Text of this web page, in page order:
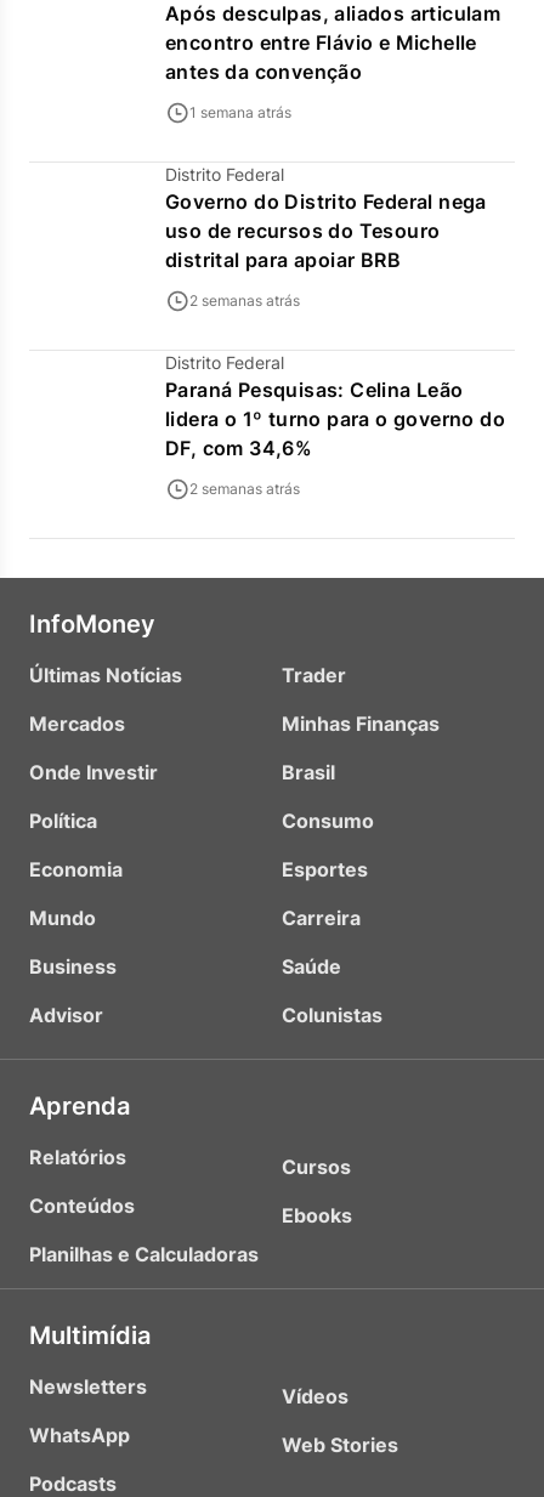
Após desculpas, aliados articulam
encontro entre Flávio e Michelle
antes da convenção
1 semana atrás
Distrito Federal
Governo do Distrito Federal nega
uso de recursos do Tesouro
distrital para apoiar BRB
2 semanas atrás
Distrito Federal
Paraná Pesquisas: Celina Leão
lidera o 1º turno para o governo do
DF, com 34,6%
2 semanas atrás
InfoMoney
Últimas Notícias
Mercados
Onde Investir
Política
Economia
Mundo
Business
Advisor
Trader
Minhas Finanças
Brasil
Consumo
Esportes
Carreira
Saúde
Colunistas
Aprenda
Relatórios
Conteúdos
Planilhas e Calculadoras
Cursos
Ebooks
Multimídia
Newsletters
WhatsApp
Podcasts
Vídeos
Web Stories